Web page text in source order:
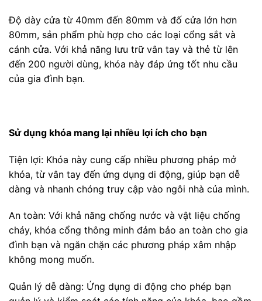
Độ dày cửa từ 40mm đến 80mm và đố cửa lớn hơn
80mm, sản phẩm phù hợp cho các loại cổng sắt và
cánh cửa. Với khả năng lưu trữ vân tay và thẻ từ lên
đến 200 người dùng, khóa này đáp ứng tốt nhu cầu
của gia đình bạn.
Sử dụng khóa mang lại nhiều lợi ích cho bạn
Tiện lợi: Khóa này cung cấp nhiều phương pháp mở
khóa, từ vân tay đến ứng dụng di động, giúp bạn dễ
dàng và nhanh chóng truy cập vào ngôi nhà của mình.
An toàn: Với khả năng chống nước và vật liệu chống
cháy, khóa cổng thông minh đảm bảo an toàn cho gia
đình bạn và ngăn chặn các phương pháp xâm nhập
không mong muốn.
Quản lý dễ dàng: Ứng dụng di động cho phép bạn